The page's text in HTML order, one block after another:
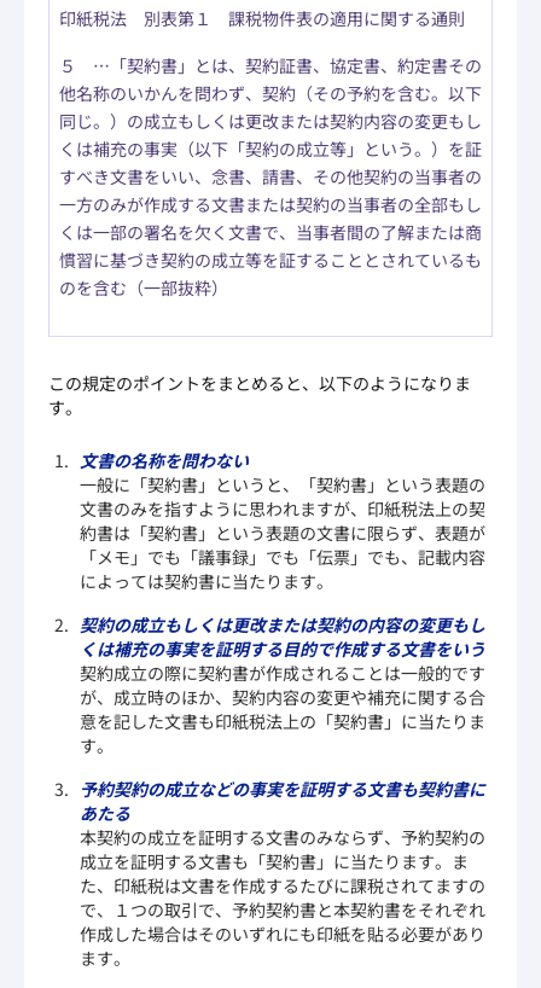
印紙税法 別表第１ 課税物件表の適用に関する通則
５ …「契約書」とは、契約証書、協定書、約定書その
他名称のいかんを問わず、契約（その予約を含む。以下
同じ。）の成立もしくは更改または契約内容の変更もし
くは補充の事実（以下「契約の成立等」という。）を証
すべき文書をいい、念書、請書、その他契約の当事者の
一方のみが作成する文書または契約の当事者の全部もし
くは一部の署名を欠く文書で、当事者間の了解または商
慣習に基づき契約の成立等を証することとされているも
のを含む（一部抜粋）
この規定のポイントをまとめると、以下のようになりま
す。
文書の名称を問わない
一般に「契約書」というと、「契約書」という表題の
文書のみを指すように思われますが、印紙税法上の契
約書は「契約書」という表題の文書に限らず、表題が
「メモ」でも「議事録」でも「伝票」でも、記載内容
によっては契約書に当たります。
契約の成立もしくは更改または契約の内容の変更もし
くは補充の事実を証明する目的で作成する文書をいう
契約成立の際に契約書が作成されることは一般的です
が、成立時のほか、契約内容の変更や補充に関する合
意を記した文書も印紙税法上の「契約書」に当たりま
す。
予約契約の成立などの事実を証明する文書も契約書に
あたる
本契約の成立を証明する文書のみならず、予約契約の
成立を証明する文書も「契約書」に当たります。ま
た、印紙税は文書を作成するたびに課税されてますの
で、１つの取引で、予約契約書と本契約書をそれぞれ
作成した場合はそのいずれにも印紙を貼る必要があり
ます。